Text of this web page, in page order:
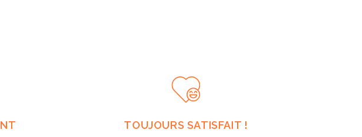
TOUJOURS SATISFAIT !